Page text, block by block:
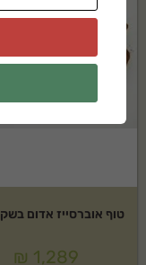
טוף אוברסייז אדום בשק 2 קוב
₪ 1,289